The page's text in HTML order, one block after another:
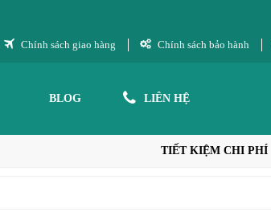
Chính sách giao hàng Chính sách bảo hành
BLOG LIÊN HỆ
TIẾT KIỆM CHI PHÍ